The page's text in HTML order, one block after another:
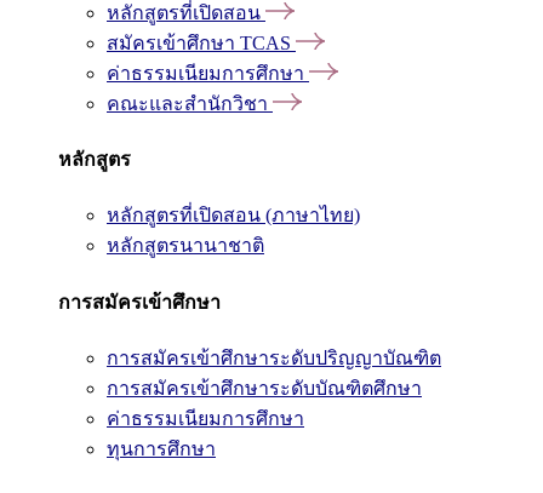
หลักสูตรที่เปิดสอน
สมัครเข้าศึกษา TCAS
ค่าธรรมเนียมการศึกษา
คณะและสำนักวิชา
หลักสูตร
หลักสูตรที่เปิดสอน (ภาษาไทย)
หลักสูตรนานาชาติ
การสมัครเข้าศึกษา
การสมัครเข้าศึกษาระดับปริญญาบัณฑิต
การสมัครเข้าศึกษาระดับบัณฑิตศึกษา
ค่าธรรมเนียมการศึกษา
ทุนการศึกษา